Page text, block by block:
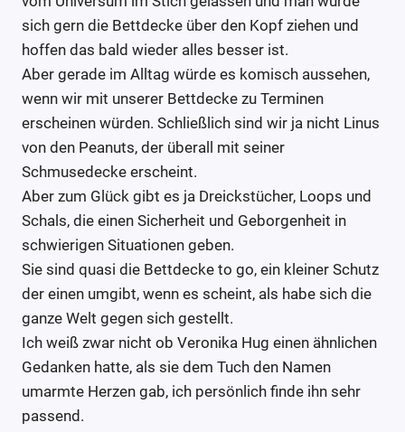
sich gern die Bettdecke über den Kopf ziehen und
hoffen das bald wieder alles besser ist.
Aber gerade im Alltag würde es komisch aussehen,
wenn wir mit unserer Bettdecke zu Terminen
erscheinen würden. Schließlich sind wir ja nicht Linus
von den Peanuts, der überall mit seiner
Schmusedecke erscheint.
Aber zum Glück gibt es ja Dreickstücher, Loops und
Schals, die einen Sicherheit und Geborgenheit in
schwierigen Situationen geben.
Sie sind quasi die Bettdecke to go, ein kleiner Schutz
der einen umgibt, wenn es scheint, als habe sich die
ganze Welt gegen sich gestellt.
Ich weiß zwar nicht ob Veronika Hug einen ähnlichen
Gedanken hatte, als sie dem Tuch den Namen
umarmte Herzen gab, ich persönlich finde ihn sehr
passend.